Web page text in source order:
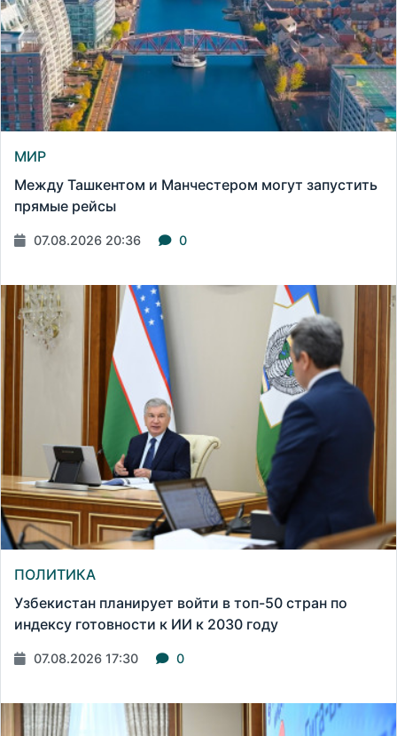
МИР
Между Ташкентом и Манчестером могут запустить
прямые рейсы
07.08.2026 20:36 0
ПОЛИТИКА
Узбекистан планирует войти в топ-50 стран по
индексу готовности к ИИ к 2030 году
07.08.2026 17:30 0